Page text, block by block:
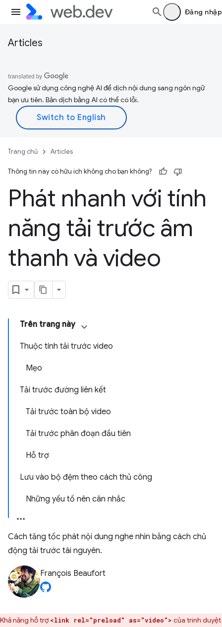
Đăng nhập
Articles
Google sử dụng công nghệ AI để dịch nội dung sang ngôn ngữ
bạn ưu tiên. Bản dịch bằng AI có thể có lỗi.
Trang chủ Articles
Thông tin này có hữu ích không cho bạn không?
Phát nhanh với tính
năng tải trước âm
thanh và video
Trên trang này
Thuộc tính tải trước video
Mẹo
Tải trước đường liên kết
Tải trước toàn bộ video
Tải trước phân đoạn đầu tiên
Hỗ trợ
Lưu vào bộ đệm theo cách thủ công
Những yếu tố nên cân nhắc
Cách tăng tốc phát nội dung nghe nhìn bằng cách chủ
động tải trước tài nguyên.
François Beaufort
Khả năng hỗ trợ <link rel="preload" as="video"> của trình duyệt